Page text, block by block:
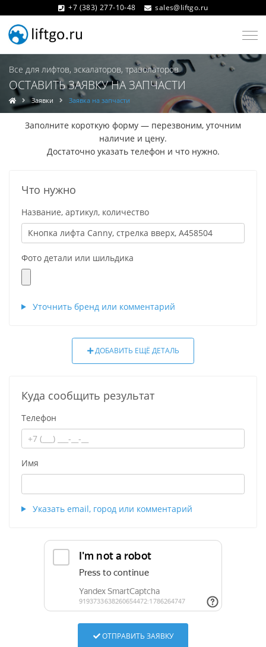
+7 (383) 277-10-48 sales@liftgo.ru
Все для лифтов, эскалаторов, траволаторов
ОСТАВИТЬ ЗАЯВКУ НА ЗАПЧАСТИ
Заявки Заявка на запчасти
Заполните короткую форму — перезвоним, уточним
наличие и цену.
Достаточно указать телефон и что нужно.
Что нужно
Название, артикул, количество
Фото детали или шильдика
Уточнить бренд или комментарий
ДОБАВИТЬ ЕЩЁ ДЕТАЛЬ
Куда сообщить результат
Телефон
Имя
Указать email, город или комментарий
ОТПРАВИТЬ ЗАЯВКУ